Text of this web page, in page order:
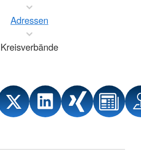
Adressen
Kreisverbände